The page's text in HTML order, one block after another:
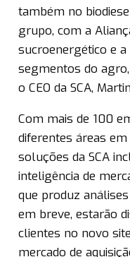
também no
grupo, com a
sucroenergético e
segmentos do
o CEO da SCA,
Com mais de 100
diferentes áreas
soluções da SCA
inteligência de
que produz
em breve, estarão
clientes no novo
mercado de